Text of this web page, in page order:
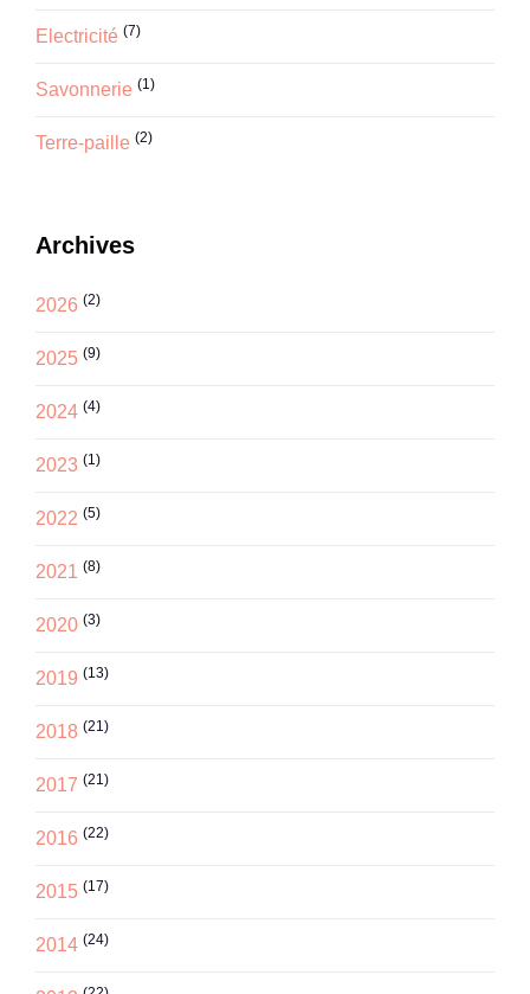
Electricité (7)
Savonnerie (1)
Terre-paille (2)
Archives
2026 (2)
2025 (9)
2024 (4)
2023 (1)
2022 (5)
2021 (8)
2020 (3)
2019 (13)
2018 (21)
2017 (21)
2016 (22)
2015 (17)
2014 (24)